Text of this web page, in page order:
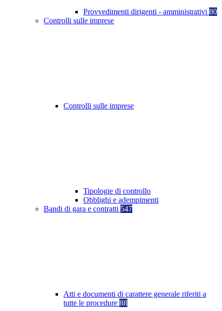
Provvedimenti dirigenti - amministrativi 80
Controlli sulle imprese
Controlli sulle imprese
Tipologie di controllo
Obblighi e adempimenti
Bandi di gara e contratti 547
Atti e documenti di carattere generale riferiti a
tutte le procedure 88